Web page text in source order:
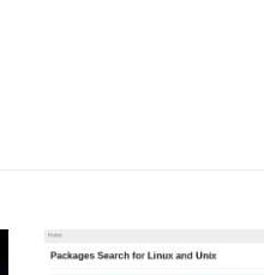
pkgs.org es un buscador